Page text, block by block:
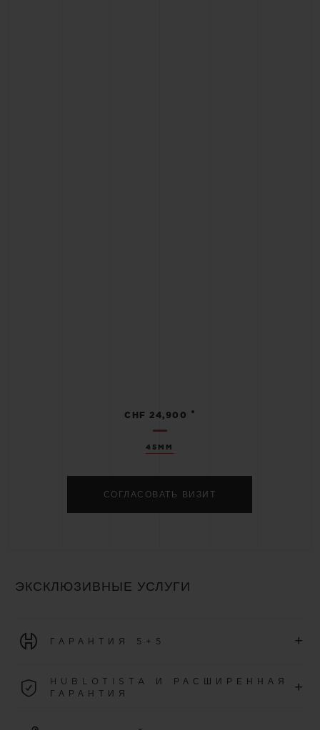
45MM
CHF 24,900 •
СОГЛАСОВАТЬ ВИЗИТ
ЭКСКЛЮЗИВНЫЕ УСЛУГИ
ГАРАНТИЯ 5+5 +
2026 года, распространяется международная гарантия
HUBLOTISTA И РАСШИРЕННАЯ
ГАРАНТИЯ
+